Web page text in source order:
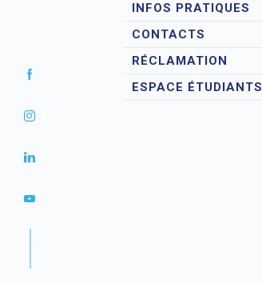
INFOS PRATIQUES
CONTACTS
RÉCLAMATION
ESPACE ÉTUDIANTS